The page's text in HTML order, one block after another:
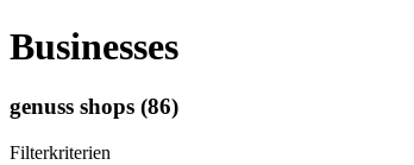
Businesses
genuss shops (86)
Filterkriterien